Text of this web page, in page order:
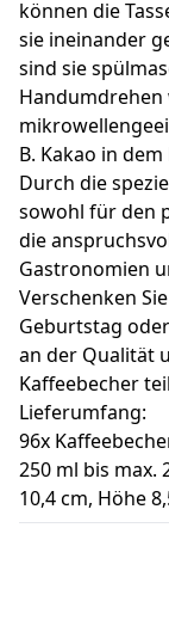
können die
sie ineinander
sind sie
Handumdrehen
B. Kakao in
Durch die
sowohl für den
die
Gastronomien
Verschenken
Geburtstag
an der Qualität
Kaffeebecher
Lieferumfang:
96x
250 ml bis max.
10,4 cm, Höhe